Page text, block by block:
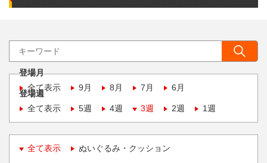
登場月
全て表示
9月 8月 7月 6月
登場週
全て表示
5週 4週 3週 2週 1週
全て表示 ぬいぐるみ・クッション